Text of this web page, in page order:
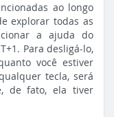
ao longo
explorar todas as
a ajuda do
Para desligá-lo,
você estiver
tecla, será
de fato, ela tiver